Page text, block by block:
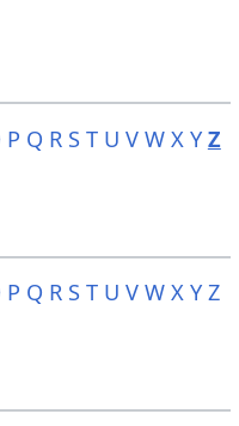
P Q R S T U V W X Y Z
P Q R S T U V W X Y Z